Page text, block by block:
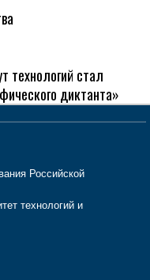
технологий стал
диктанта»
Российской
технологий и